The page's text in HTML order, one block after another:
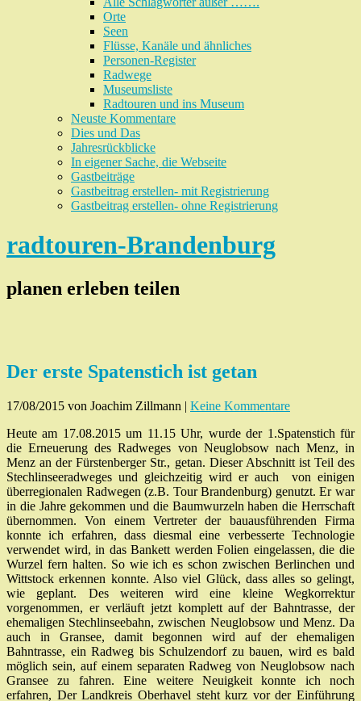
Orte
Seen
Flüsse, Kanäle und ähnliches
Personen-Register
Radwege
Museumsliste
Radtouren und ins Museum
Neuste Kommentare
Dies und Das
Jahresrückblicke
In eigener Sache, die Webseite
Gastbeiträge
Gastbeitrag erstellen- mit Registrierung
Gastbeitrag erstellen- ohne Registrierung
radtouren-Brandenburg
planen erleben teilen
Der erste Spatenstich ist getan
17/08/2015 von Joachim Zillmann | Keine Kommentare
Heute am 17.08.2015 um 11.15 Uhr, wurde der 1.Spatenstich für
die Erneuerung des Radweges von Neuglobsow nach Menz, in
Menz an der Fürstenberger Str., getan. Dieser Abschnitt ist Teil des
Stechlinseeradweges und gleichzeitig wird er auch von einigen
überregionalen Radwegen (z.B. Tour Brandenburg) genutzt. Er war
in die Jahre gekommen und die Baumwurzeln haben die Herrschaft
übernommen. Von einem Vertreter der bauausführenden Firma
konnte ich erfahren, dass diesmal eine verbesserte Technologie
verwendet wird, in das Bankett werden Folien eingelassen, die die
Wurzel fern halten. So wie ich es schon zwischen Berlinchen und
Wittstock erkennen konnte. Also viel Glück, dass alles so gelingt,
wie geplant. Des weiteren wird eine kleine Wegkorrektur
vorgenommen, er verläuft jetzt komplett auf der Bahntrasse, der
ehemaligen Stechlinseebahn, zwischen Neuglobsow und Menz. Da
auch in Gransee, damit begonnen wird auf der ehemaligen
Bahntrasse, ein Radweg bis Schulzendorf zu bauen, wird es bald
möglich sein, auf einem separaten Radweg von Neuglobsow nach
Gransee zu fahren. Eine weitere Neuigkeit konnte ich noch
erfahren, Der Landkreis Oberhavel steht kurz vor der Einführung